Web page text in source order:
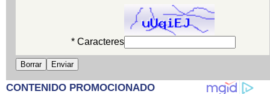
* Caracteres